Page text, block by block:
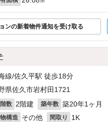
ンの新着物件通知を受け取る
線/佐久平駅 徒歩18分
県佐久市岩村田1721
数 2階建 築年数 築20年1ヶ月
構造 その他 間取り 1K